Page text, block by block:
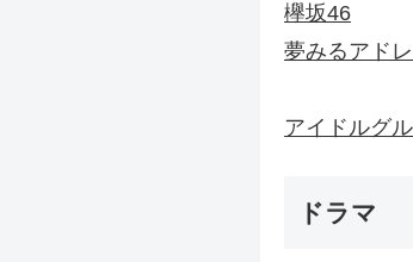
欅坂46
夢みるアド
アイドルグ
ドラマ